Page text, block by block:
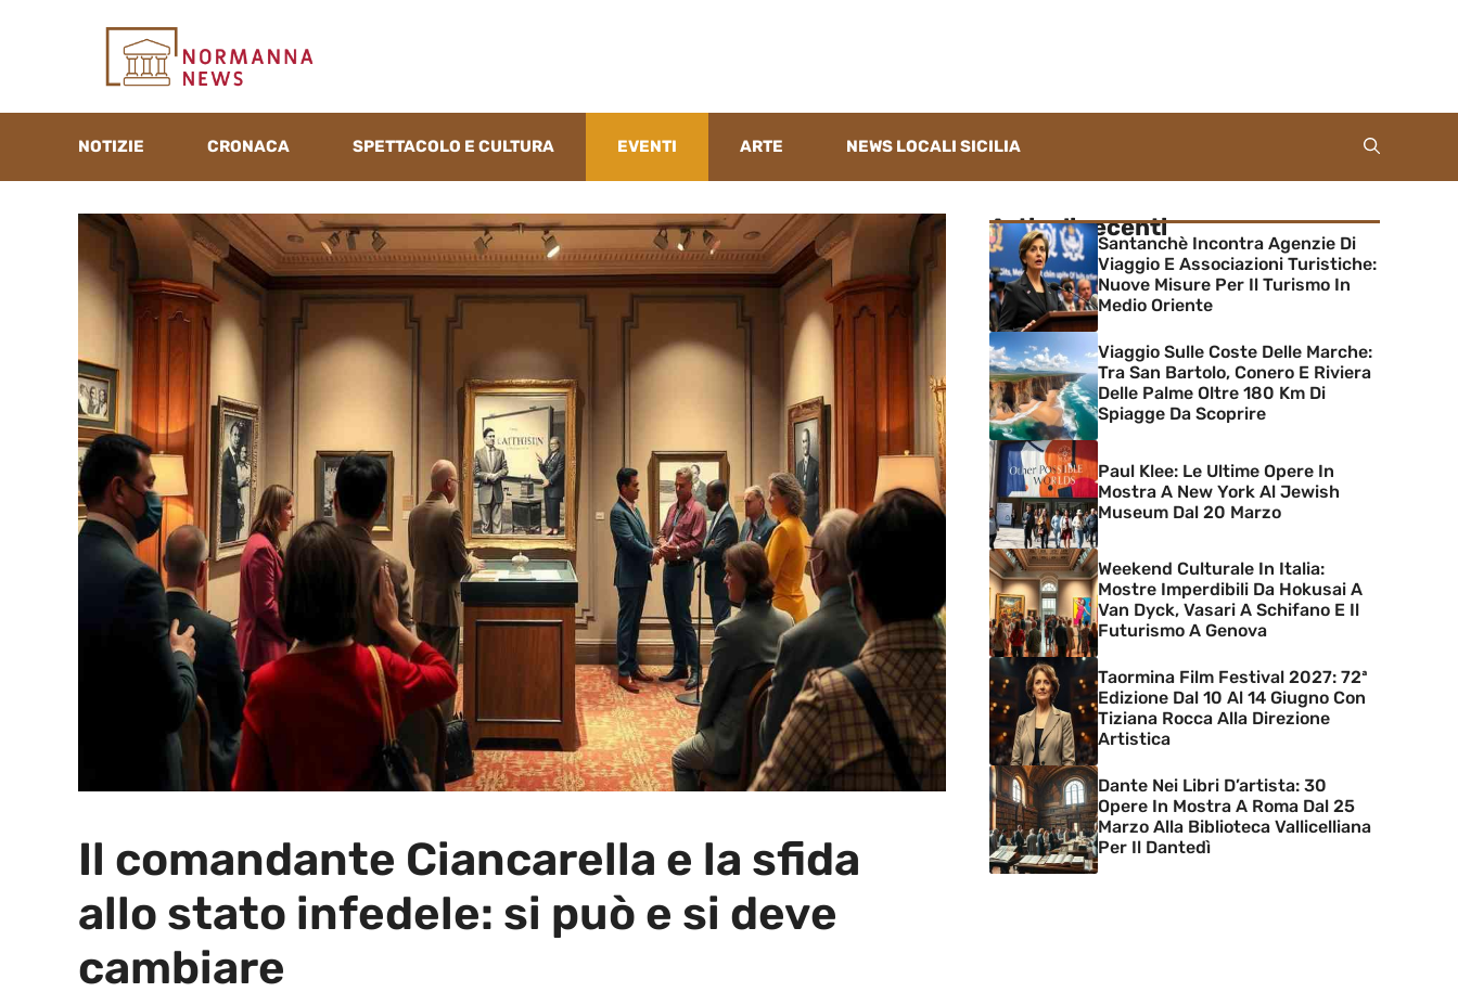
NOTIZIE CRONACA SPETTACOLO E CULTURA EVENTI ARTE NEWS LOCALI SICILIA
Il comandante Ciancarella e la sfida
allo stato infedele: si può e si deve
cambiare
Articoli recenti
Santanchè Incontra Agenzie Di
Viaggio E Associazioni Turistiche:
Nuove Misure Per Il Turismo In
Medio Oriente
Viaggio Sulle Coste Delle Marche:
Tra San Bartolo, Conero E Riviera
Delle Palme Oltre 180 Km Di
Spiagge Da Scoprire
Paul Klee: Le Ultime Opere In
Mostra A New York Al Jewish
Museum Dal 20 Marzo
Weekend Culturale In Italia:
Mostre Imperdibili Da Hokusai A
Van Dyck, Vasari A Schifano E Il
Futurismo A Genova
Taormina Film Festival 2027: 72ª
Edizione Dal 10 Al 14 Giugno Con
Tiziana Rocca Alla Direzione
Artistica
Dante Nei Libri D’artista: 30
Opere In Mostra A Roma Dal 25
Marzo Alla Biblioteca Vallicelliana
Per Il Dantedì